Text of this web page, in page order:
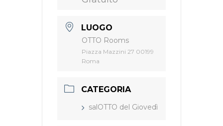
LUOGO
OTTO Rooms
Piazza Mazzini 27 00199
Roma
CATEGORIA
salOTTO del Giovedì